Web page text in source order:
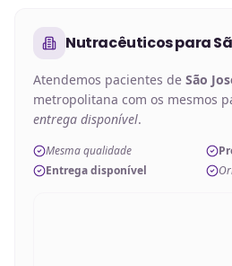
Nutracêuticospara
Atendemos pacientes de São
metropolitana com os mesmos
entrega disponível.
Mesma qualidade
Entrega disponível